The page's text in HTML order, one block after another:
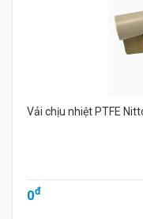
Vải chịu nhiệt PTFE
0đ